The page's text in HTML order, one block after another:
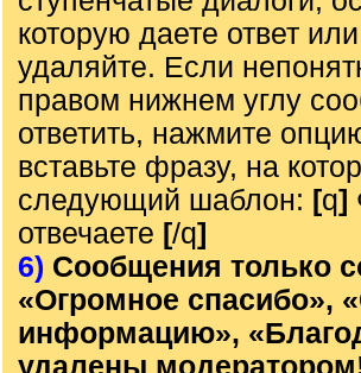
которую даете ответ
удаляйте. Если
правом нижнем углу
ответить, нажмите
вставьте фразу, на
следующий шаблон: [q]
отвечаете [/q]
6) Сообщения только
«Огромное спасибо»,
информацию»,
удалены